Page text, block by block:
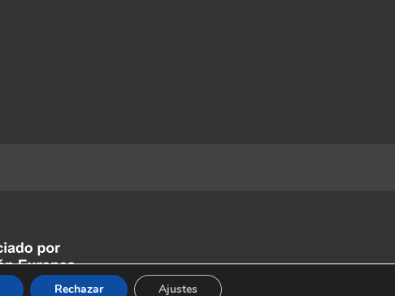
Rechazar Ajustes